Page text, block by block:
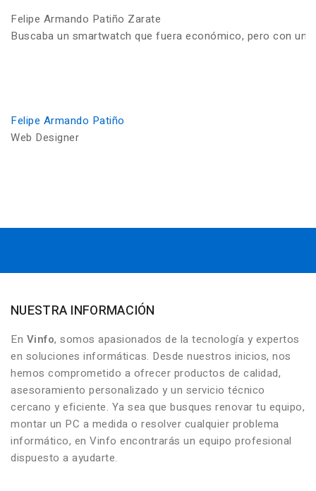
Felipe Armando Patiño Zarate
Buscaba un smartwatch que fuera económico, pero con
Felipe Armando Patiño
Web Designer
NUESTRA INFORMACIÓN
En Vinfo, somos apasionados de la tecnología y expertos
en soluciones informáticas. Desde nuestros inicios, nos
hemos comprometido a ofrecer productos de calidad,
asesoramiento personalizado y un servicio técnico
cercano y eficiente. Ya sea que busques renovar tu equipo,
montar un PC a medida o resolver cualquier problema
informático, en Vinfo encontrarás un equipo profesional
dispuesto a ayudarte.